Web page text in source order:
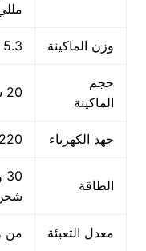
وزن الماكينة 5.3 كيلو جرام
حجم
الماكينة
20 سم * 36 سم * 40 سم
جهد الكهرباء 220 فولت
الطاقة
معدل التعبئة من